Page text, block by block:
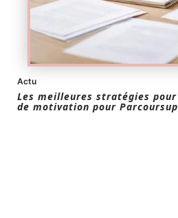
Actu
Les meilleures stratégies
de motivation pour